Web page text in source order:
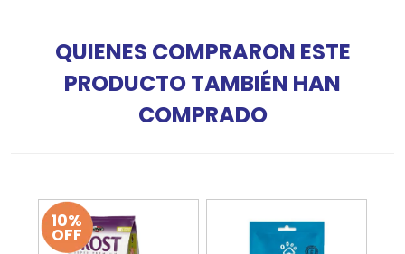
QUIENES COMPRARON ESTE
PRODUCTO TAMBIÉN HAN
COMPRADO
10%
OFF